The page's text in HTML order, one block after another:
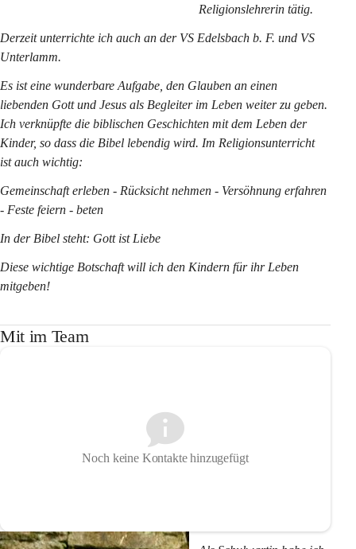
Religionslehrerin tätig.
Derzeit unterrichte ich auch an der VS Edelsbach b. F. und VS
Unterlamm.
Es ist eine wunderbare Aufgabe, den Glauben an einen
liebenden Gott und Jesus als Begleiter im Leben weiter zu geben.
Ich verknüpfte die biblischen Geschichten mit dem Leben der
Kinder, so dass die Bibel lebendig wird. Im Religionsunterricht
ist auch wichtig:
Gemeinschaft erleben - Rücksicht nehmen - Versöhnung erfahren
- Feste feiern - beten
In der Bibel steht: Gott ist Liebe
Diese wichtige Botschaft will ich den Kindern für ihr Leben
mitgeben!
Mit im Team
Noch keine Kontakte hinzugefügt